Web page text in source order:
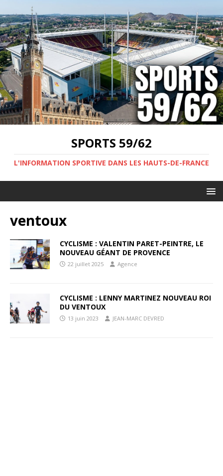
SPORTS 59/62
L'INFORMATION SPORTIVE DANS LES HAUTS-DE-FRANCE
ventoux
CYCLISME : VALENTIN PARET-PEINTRE, LE
NOUVEAU GÉANT DE PROVENCE
22 juillet 2025 Agence
CYCLISME : LENNY MARTINEZ NOUVEAU ROI
DU VENTOUX
13 juin 2023 JEAN-MARC DEVRED